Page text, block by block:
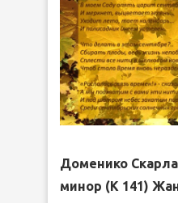
Доменико
минор (К 141)